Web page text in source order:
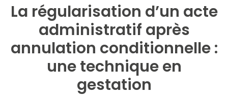
La régularisation d’un acte
administratif après
annulation conditionnelle :
une technique en
gestation